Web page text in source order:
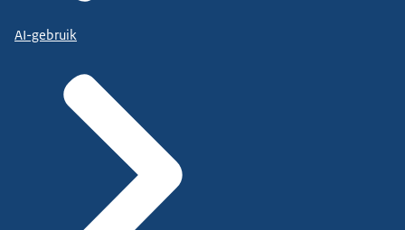
AI-gebruik